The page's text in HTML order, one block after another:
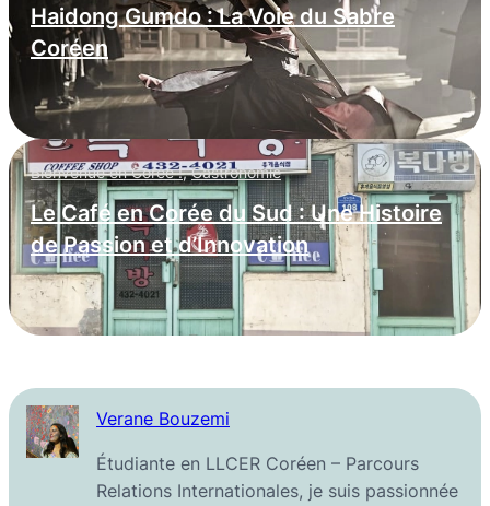
Haidong Gumdo : La Voie du Sabre
Coréen
Bienvenue en Corée !,Gastronomie
Le Café en Corée du Sud : Une Histoire
de Passion et d’Innovation
Verane Bouzemi
Étudiante en LLCER Coréen – Parcours
Relations Internationales, je suis passionnée